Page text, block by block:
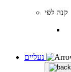
קנה לפי